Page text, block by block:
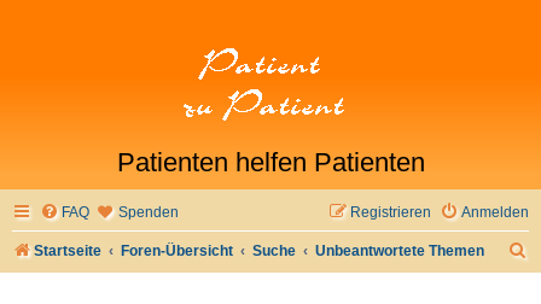
Patienten helfen Patienten
FAQ Spenden Anmelden
Registrieren
Startseite Foren-Übersicht Suche Unbeantwortete Themen